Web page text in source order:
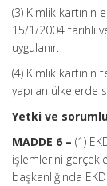
(3) Kimlik kartının
15/1/2004 tarihli
uygulanır.
(4) Kimlik kartının
yapılan ülkelerde
Yetki ve
MADDE 6 – (1)
işlemlerini
başkanlığında